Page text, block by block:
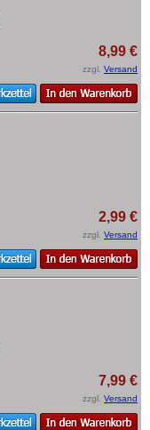
8,99 €
zzgl. Versand
2,99 €
zzgl. Versand
7,99 €
zzgl. Versand